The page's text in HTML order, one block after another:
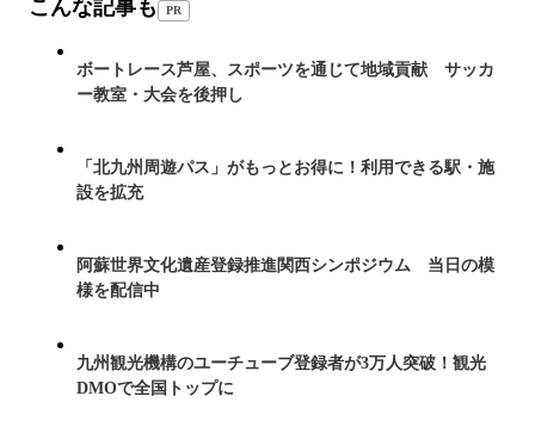
こんな記事も PR
ボートレース芦屋、スポーツを通じて地域貢献 サッカ
ー教室・大会を後押し
「北九州周遊パス」がもっとお得に！利用できる駅・施
設を拡充
阿蘇世界文化遺産登録推進関西シンポジウム 当日の模
様を配信中
九州観光機構のユーチューブ登録者が3万人突破！観光
DMOで全国トップに